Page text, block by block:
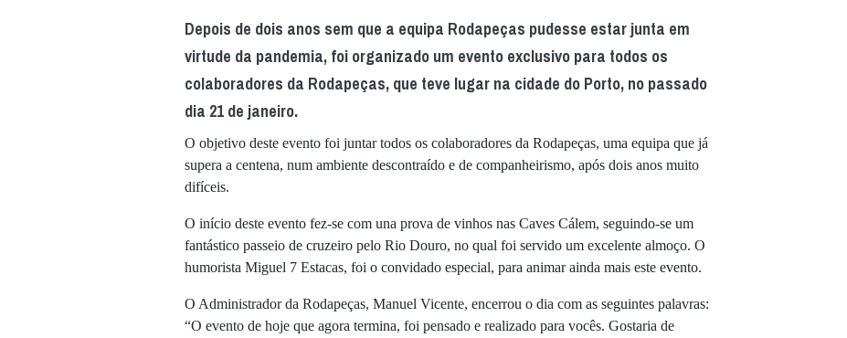
Depois de dois anos sem que a equipa Rodapeças pudesse estar junta em
virtude da pandemia, foi organizado um evento exclusivo para todos os
colaboradores da Rodapeças, que teve lugar na cidade do Porto, no passado
dia 21 de janeiro.
O objetivo deste evento foi juntar todos os colaboradores da Rodapeças, uma equipa que já
supera a centena, num ambiente descontraído e de companheirismo, após dois anos muito
difíceis.
O início deste evento fez-se com una prova de vinhos nas Caves Cálem, seguindo-se um
fantástico passeio de cruzeiro pelo Rio Douro, no qual foi servido um excelente almoço. O
humorista Miguel 7 Estacas, foi o convidado especial, para animar ainda mais este evento.
O Administrador da Rodapeças, Manuel Vicente, encerrou o dia com as seguintes palavras:
“O evento de hoje que agora termina, foi pensado e realizado para vocês. Gostaria de